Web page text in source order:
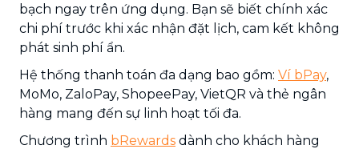
bạch ngay trên ứng dụng. Bạn sẽ biết chính xác
chi phí trước khi xác nhận đặt lịch, cam kết không
phát sinh phí ẩn.
Hệ thống thanh toán đa dạng bao gồm: Ví bPay,
MoMo, ZaloPay, ShopeePay, VietQR và thẻ ngân
hàng mang đến sự linh hoạt tối đa.
Chương trình bRewards dành cho khách hàng